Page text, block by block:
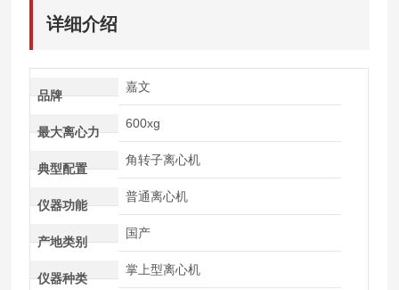
详细介绍
品牌
嘉文
最大离心力
600xg
典型配置
角转子离心机
仪器功能
普通离心机
产地类别
国产
仪器种类
掌上型离心机